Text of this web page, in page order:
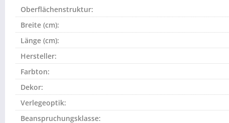
Oberflächenstruktur:
Breite (cm):
Länge (cm):
Hersteller:
Farbton:
Dekor:
Verlegeoptik:
Beanspruchungsklasse: